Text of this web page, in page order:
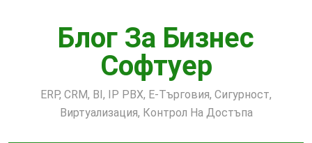
Блог За Бизнес
Софтуер
ERP, CRM, BI, IP PBX, Е-Търговия, Сигурност,
Виртуализация, Контрол На Достъпа